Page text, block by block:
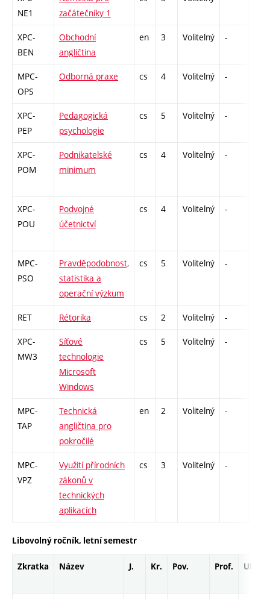
NE1
začátečníky 1
XPC-
BEN
Obchodní
angličtina
en 3 Volitelný -
MPC-
OPS
Odborná praxe cs 4 Volitelný -
XPC-
PEP
Pedagogická
psychologie
cs 5 Volitelný -
XPC-
POM
Podnikatelské
minimum
cs 4 Volitelný -
XPC-
POU
Podvojné
účetnictví
cs 4 Volitelný -
MPC-
PSO
Pravděpodobnost,
statistika a
operační výzkum
cs 5 Volitelný -
RET Rétorika cs 2 Volitelný -
XPC-
MW3
Síťové
technologie
Microsoft
Windows
cs 5 Volitelný -
MPC-
TAP
Technická
angličtina pro
pokročilé
en 2 Volitelný -
MPC-
VPZ
Využití přírodních
zákonů v
technických
aplikacích
cs 3 Volitelný -
Libovolný ročník, letní semestr
Zkratka Název J. Kr. Pov. Prof. Uk.